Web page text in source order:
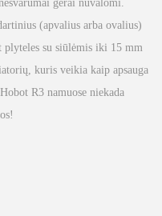
gerai nuvalomi.
(apvalius arba ovalius)
su siūlėmis iki 15 mm
kuris veikia kaip apsauga
R3 namuose niekada